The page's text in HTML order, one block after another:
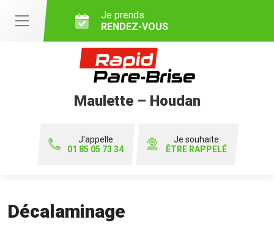
Je prends
RENDEZ-VOUS
Maulette – Houdan
J'appelle
01 85 05 73 34
Je souhaite
ÊTRE RAPPELÉ
Décalaminage